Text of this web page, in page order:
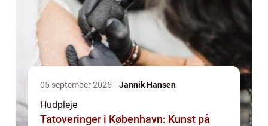
05 september 2025 Jannik Hansen
Hudpleje
Tatoveringer i København: Kunst på